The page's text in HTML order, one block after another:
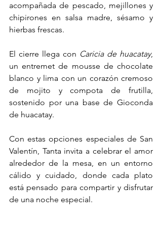
acompañada de pescado, mejillones y
chipirones en salsa madre, sésamo y
hierbas frescas.
El cierre llega con Caricia de huacatay,
un entremet de mousse de chocolate
blanco y lima con un corazón cremoso
de mojito y compota de frutilla,
sostenido por una base de Gioconda
de huacatay.
Con estas opciones especiales de San
Valentín, Tanta invita a celebrar el amor
alrededor de la mesa, en un entorno
cálido y cuidado, donde cada plato
está pensado para compartir y disfrutar
de una noche especial.